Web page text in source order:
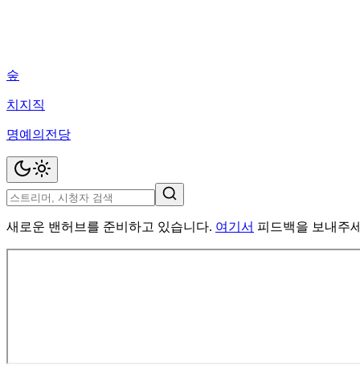
숲
치지직
명예의전당
새로운 밴허브를 준비하고 있습니다. 여기서 피드백을 보내주